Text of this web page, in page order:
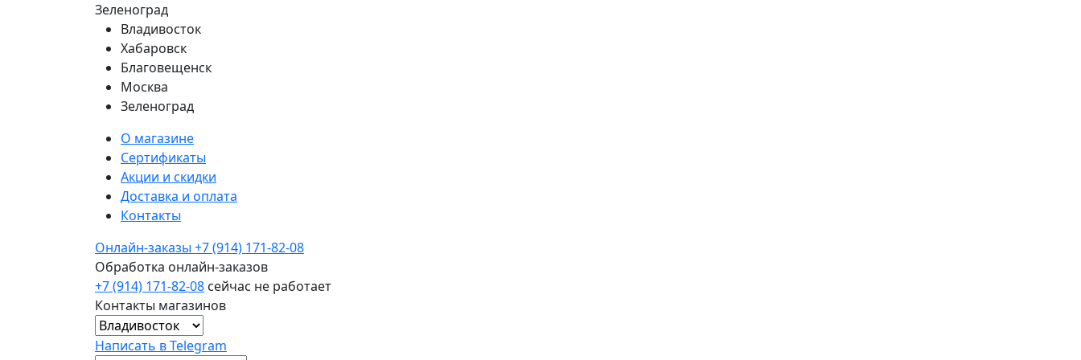
Зеленоград
Владивосток
Хабаровск
Благовещенск
Москва
Зеленоград
О магазине
Сертификаты
Акции и скидки
Доставка и оплата
Контакты
Онлайн-заказы +7 (914) 171-82-08
Обработка онлайн-заказов
+7 (914) 171-82-08 сейчас не работает
Контакты магазинов
Написать в Telegram